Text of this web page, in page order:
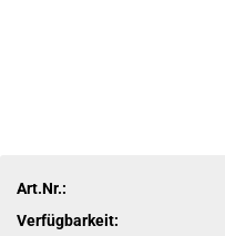
Art.Nr.:
Verfügbarkeit: